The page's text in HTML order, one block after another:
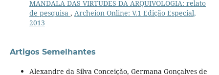
MANDALA DAS VIRTUDES DA ARQUIVOLOGIA: relato
de pesquisa , Archeion Online: V.1 Edição Especial,
2013
Artigos Semelhantes
Alexandre da Silva Conceição, Germana Gonçalves de